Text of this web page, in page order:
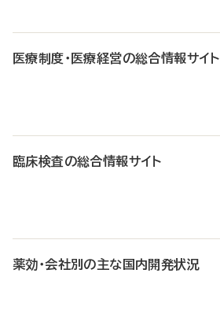
医療制度・医療経営の総合情報サイト
臨床検査の総合情報サイト
薬効・会社別の主な国内開発状況